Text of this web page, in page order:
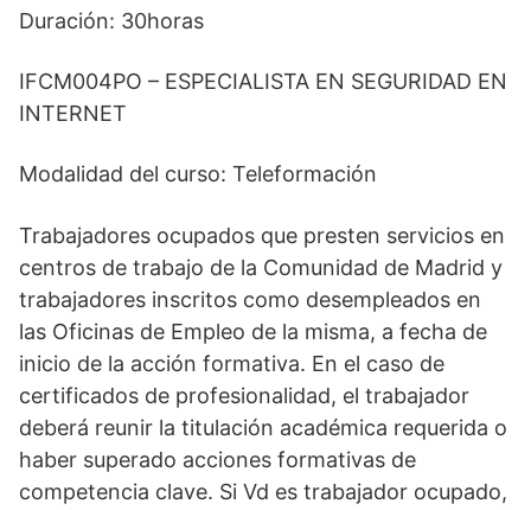
Duración: 30horas
IFCM004PO – ESPECIALISTA EN SEGURIDAD EN
INTERNET
Modalidad del curso: Teleformación
Trabajadores ocupados que presten servicios en
centros de trabajo de la Comunidad de Madrid y
trabajadores inscritos como desempleados en
las Oficinas de Empleo de la misma, a fecha de
inicio de la acción formativa. En el caso de
certificados de profesionalidad, el trabajador
deberá reunir la titulación académica requerida o
haber superado acciones formativas de
competencia clave. Si Vd es trabajador ocupado,